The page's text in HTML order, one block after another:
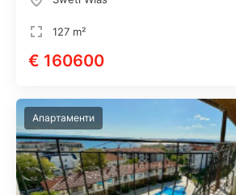
127 m²
€ 160600
Апартаменти